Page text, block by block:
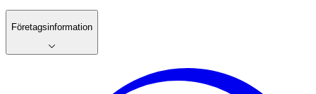
Företagsinformation